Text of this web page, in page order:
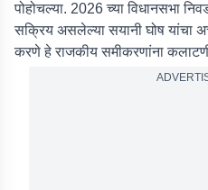
पोहोचल्या. 2026 च्या विधानसभा
सक्रिय असलेल्या सयानी घोष यांचा
करणे हे राजकीय समीकरणांना